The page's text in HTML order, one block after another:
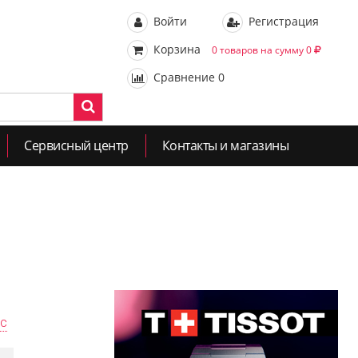
Войти
Регистрация
Корзина
0 товаров на сумму 0
Сравнение 0
Сервисный центр Контакты и магазины